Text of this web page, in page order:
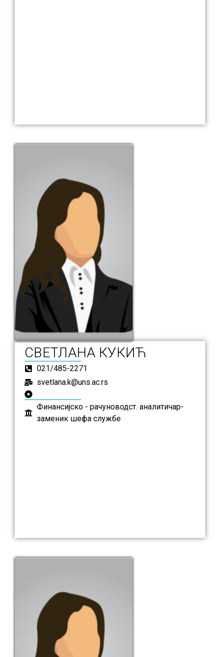
СВЕТЛАНА КУКИЋ
021/485-2271
svetlana.k@uns.ac.rs
Финансијско - рачуноводст. аналитичар-
заменик шефа службе